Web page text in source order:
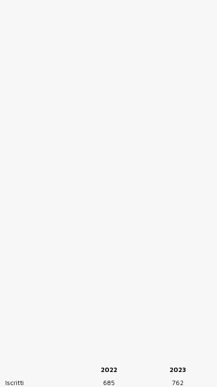
2022
2023
Iscritti
685
762